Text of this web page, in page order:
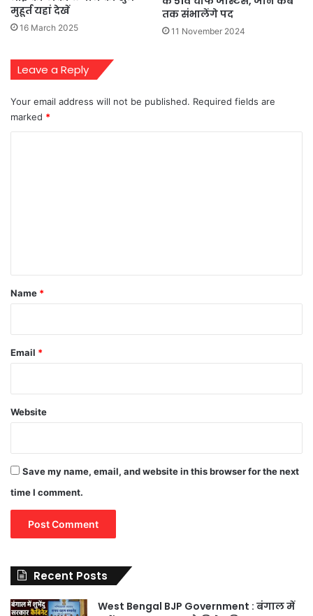
मुहूर्त यहां देखें
16 March 2025
तक संभालेंगे पद
11 November 2024
Leave a Reply
Your email address will not be published. Required fields are
marked *
*
Name *
Email *
Website
Save my name, email, and website in this browser for the next
time I comment.
Recent Posts
West Bengal BJP Government : बंगाल में